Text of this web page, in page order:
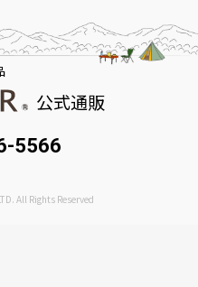
公式通販
5566
All Rights Reserved